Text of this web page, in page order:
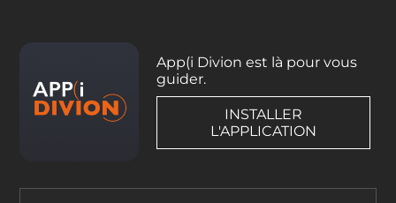
App(i Divion est là pour vous
guider.
INSTALLER
L'APPLICATION